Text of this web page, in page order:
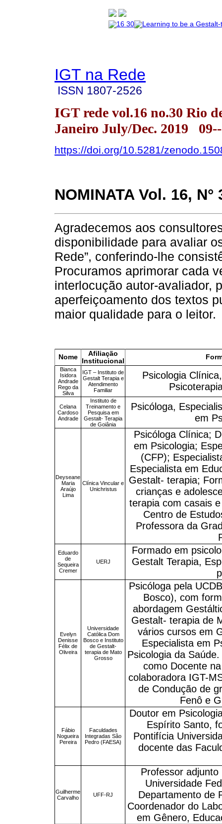
IGT na Rede
ISSN 1807-2526
IGT rede vol.16 no.30 Rio
Janeiro July/Dec. 2019
https://doi.org/10.5281/
NOMINATAVol. 16, N°
Agradecemos aos
disponibilidade para avaliar
Rede”, conferindo-lhe
Procuramos aprimorar cada
interlocução autor-avaliador,
aperfeiçoamento dos textos
maior qualidade para o leitor.
Nome
Afiliação
Institucional
Bianca
Isidora
Andrade
Rego da
Silva
IGT – Instituto de
Gestalt Terapia e
Atendimento
Familiar
Psicologia
Celana
Cardoso
Andrade
Instituto de
Treinamento e
Pesquisa em
Gestalt- Terapia
de Goiânia
Psicóloga,
em
Deyseane
Maria
Araújo
Lima
Clínica Vincular e
Unichristus
Psicóloga Clínica;
em Psicologia;
(CFP);
Especialista em
Gestalt- terapia;
crianças e
terapia com casais
Centro de
Professora da
Eduardo
de
Sequeira
Cremer
UERJ
Formado em
Gestalt Terapia,
Evelyn
Denisse
Félix de
Oliveira
Universidade
Católica Dom
Bosco e Instituto
de Gestalt-
terapia de Mato
Grosso
Psicóloga pela
Bosco), com
abordagem
Gestalt- terapia de
vários cursos em
Especialista em
Psicologia da
como Docente
colaboradora IGT-
de Condução de
Fenô e
Fábio
Nogueira
Pereira
Faculdades
Integradas São
Pedro (FAESA)
Doutor em
Espírito Santo,
Pontifícia
docente das
Guilherme
Carvalho
UFF-RJ
Professor
Universidade
Departamento de
Coordenador do
em Gênero,